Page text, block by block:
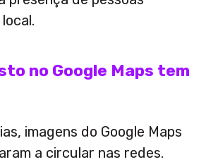
no Google Maps tem
imagens do Google Maps
a circular nas redes.